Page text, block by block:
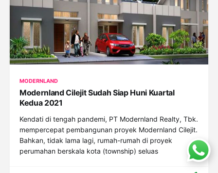
MODERNLAND
Modernland Cilejit Sudah Siap Huni Kuartal
Kedua 2021
Kendati di tengah pandemi, PT Modernland Realty, Tbk.
mempercepat pembangunan proyek Modernland Cilejit.
Bahkan, tidak lama lagi, rumah-rumah di proyek
perumahan berskala kota (township) seluas